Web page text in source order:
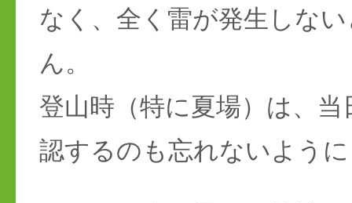
なく、全く雷が発生しな
ん。
登山時（特に夏場）は、
認するのも忘れないよう